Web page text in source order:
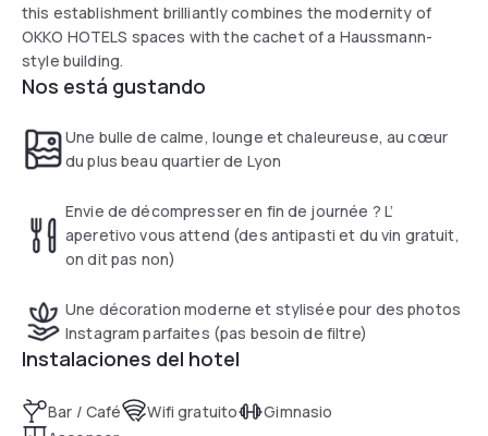
this establishment brilliantly combines the modernity of
OKKO HOTELS spaces with the cachet of a Haussmann-
style building.
Nos está gustando
Une bulle de calme, lounge et chaleureuse, au cœur
du plus beau quartier de Lyon
Envie de décompresser en fin de journée ? L’
aperetivo vous attend (des antipasti et du vin gratuit,
on dit pas non)
Une décoration moderne et stylisée pour des photos
Instagram parfaites (pas besoin de filtre)
Instalaciones del hotel
Bar / Café Wifi gratuito
Gimnasio